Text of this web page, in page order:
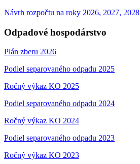
Návrh rozpočtu na roky 2026, 2027, 2028
Odpadové hospodárstvo
Plán zberu 2026
Podiel separovaného odpadu 2025
Ročný výkaz KO 2025
Podiel separovaného odpadu 2024
Ročný výkaz KO 2024
Podiel separovaného odpadu 2023
Ročný výkaz KO 2023